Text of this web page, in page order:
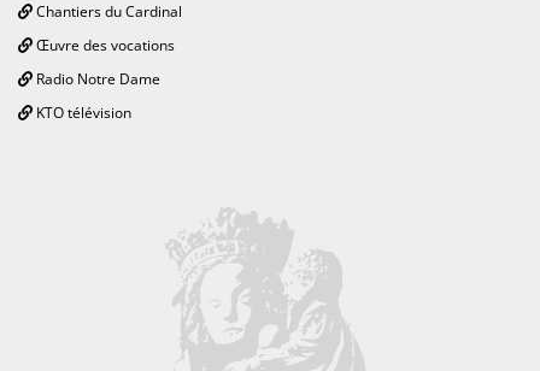
Chantiers du Cardinal
Œuvre des vocations
Radio Notre Dame
KTO télévision